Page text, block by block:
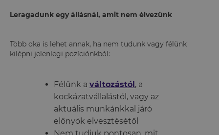
Leragadunk egy állásnál, amit nem élvezünk
Több oka is lehet annak, ha nem tudunk vagy félünk
kilépni jelenlegi pozíciónkból:
Félünk a változástól, a
kockázatvállalástól, vagy az
aktuális munkánkkal járó
előnyök elvesztésétől